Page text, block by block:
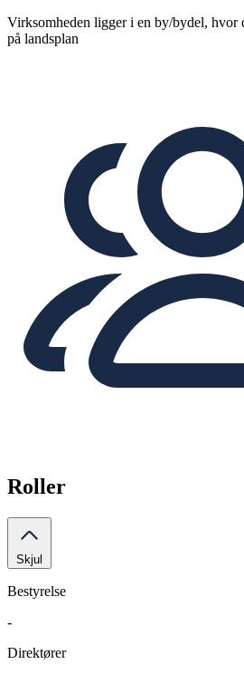
Virksomheden ligger i en by/bydel, hvor
på landsplan
Roller
Skjul
Bestyrelse
-
Direktører